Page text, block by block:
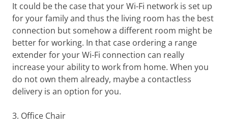
It could be the case that your Wi-Fi network is set up
for your family and thus the living room has the best
connection but somehow a different room might be
better for working. In that case ordering a range
extender for your Wi-Fi connection can really
increase your ability to work from home. When you
do not own them already, maybe a contactless
delivery is an option for you.
3. Office Chair